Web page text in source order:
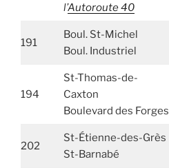
l’Autoroute 40
191
Boul. St-Michel
Boul. Industriel
194
St-Thomas-de-
Caxton
Boulevard des Forges
202
St-Étienne-des-Grès
St-Barnabé